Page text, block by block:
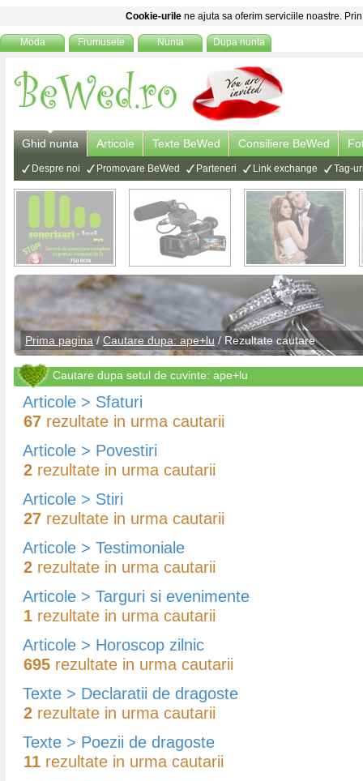
Cookie-urile ne ajuta sa oferim serviciile noastre.
Moda Frumusete Nunta Dupa nunta
Ghid nunta Articole Texte BeWed Consiliere BeWed
Despre noi Promovare BeWed Parteneri Link exchange Tag-
Prima pagina / Cautare dupa: ape+lu / Rezultate cautare
Cautare dupa setul de cuvinte: ape+lu
Articole > Sfaturi
67 rezultate in urma cautarii
Articole > Povestiri
2 rezultate in urma cautarii
Articole > Stiri
27 rezultate in urma cautarii
Articole > Testimoniale
2 rezultate in urma cautarii
Articole > Targuri si evenimente
1 rezultate in urma cautarii
Articole > Horoscop zilnic
695 rezultate in urma cautarii
Texte > Declaratii de dragoste
2 rezultate in urma cautarii
Texte > Poezii de dragoste
11 rezultate in urma cautarii